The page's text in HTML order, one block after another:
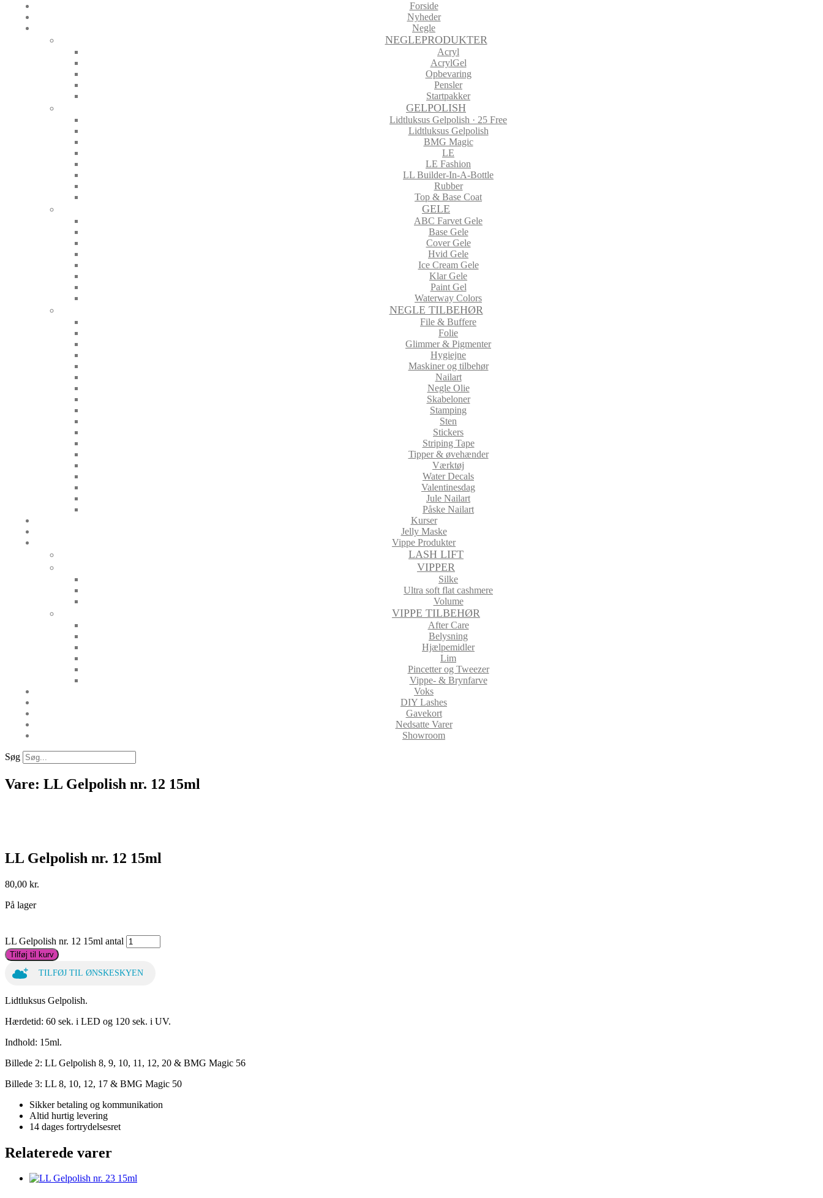
Forside
Nyheder
Negle
NEGLEPRODUKTER
Acryl
AcrylGel
Opbevaring
Pensler
Startpakker
GELPOLISH
Lidtluksus Gelpolish · 25 Free
Lidtluksus Gelpolish
BMG Magic
LE
LE Fashion
LL Builder-In-A-Bottle
Rubber
Top & Base Coat
GELE
ABC Farvet Gele
Base Gele
Cover Gele
Hvid Gele
Ice Cream Gele
Klar Gele
Paint Gel
Waterway Colors
NEGLE TILBEHØR
File & Buffere
Folie
Glimmer & Pigmenter
Hygiejne
Maskiner og tilbehør
Nailart
Negle Olie
Skabeloner
Stamping
Sten
Stickers
Striping Tape
Tipper & øvehænder
Værktøj
Water Decals
Valentinesdag
Jule Nailart
Påske Nailart
Kurser
Jelly Maske
Vippe Produkter
LASH LIFT
VIPPER
Silke
Ultra soft flat cashmere
Volume
VIPPE TILBEHØR
After Care
Belysning
Hjælpemidler
Lim
Pincetter og Tweezer
Vippe- & Brynfarve
Voks
DIY Lashes
Gavekort
Nedsatte Varer
Showroom
Søg
Vare: LL Gelpolish nr. 12 15ml
LL Gelpolish nr. 12 15ml
80,00 kr.
På lager
LL Gelpolish nr. 12 15ml antal
Tilføj til kurv
TILFØJ TIL ØNSKESKYEN
Lidtluksus Gelpolish.
Hærdetid: 60 sek. i LED og 120 sek. i UV.
Indhold: 15ml.
Billede 2: LL Gelpolish 8, 9, 10, 11, 12, 20 & BMG Magic 56
Billede 3: LL 8, 10, 12, 17 & BMG Magic 50
Sikker betaling og kommunikation
Altid hurtig levering
14 dages fortrydelsesret
Relaterede varer